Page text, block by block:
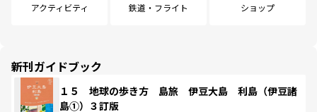
アクティビティ 鉄道・フライト ショップ
新刊ガイドブック
１５ 地球の歩き方 島旅 伊豆大島 利島（伊豆諸
島①）３訂版